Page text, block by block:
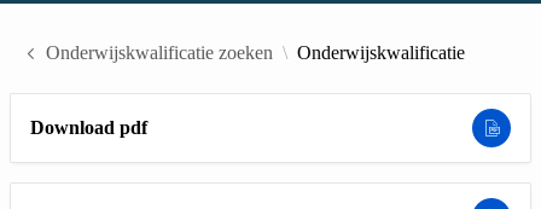
Onderwijskwalificatie zoeken Onderwijskwalificatie
Download pdf